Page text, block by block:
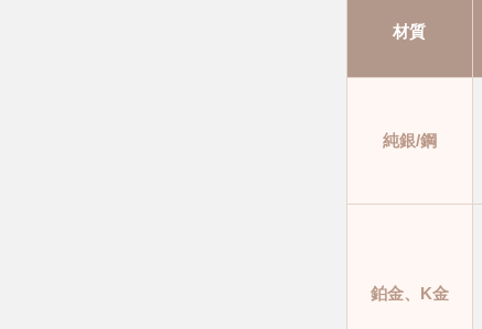
材質
純銀/鋼
鉑金、K金